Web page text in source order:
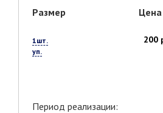
Размер Цена
1шт.
уп.
200
Период реализации: